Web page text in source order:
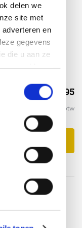
delen we
site met
en
gegevens
die u aan ze
€1.628,95 €1.623,95
grijs +
Incl. btw